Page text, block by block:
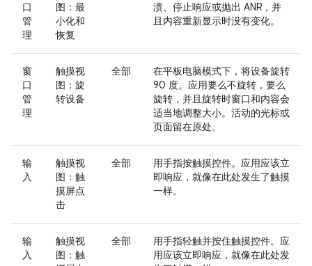
口
管
理
图：最
小化和
恢复
溃、停止响应或抛出 ANR，并
且内容重新显示时没有变化。
窗
口
管
理
触摸视
图：旋
转设备
全部
在平板电脑模式下，将设备旋转
90 度。应用要么不旋转，要么
旋转，并且旋转时窗口和内容会
适当地调整大小。活动的光标或
页面留在原处。
输
入
触摸视
图：触
摸屏点
击
全部
用手指按触摸控件。应用应该立
即响应，就像在此处发生了触摸
一样。
输
入
触摸视
图：触
全部
用手指轻触并按住触摸控件。应
用应该立即响应，就像在此处发